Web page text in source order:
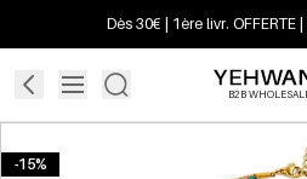
Dès 30€ | 1ère livr. OFFERTE
B2B
-15%